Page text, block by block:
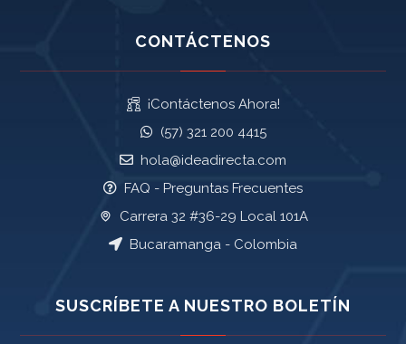
CONTÁCTENOS
¡Contáctenos Ahora!
(57) 321 200 4415
hola@ideadirecta.com
FAQ - Preguntas Frecuentes
Carrera 32 #36-29 Local 101A
Bucaramanga - Colombia
SUSCRÍBETE A NUESTRO BOLETÍN